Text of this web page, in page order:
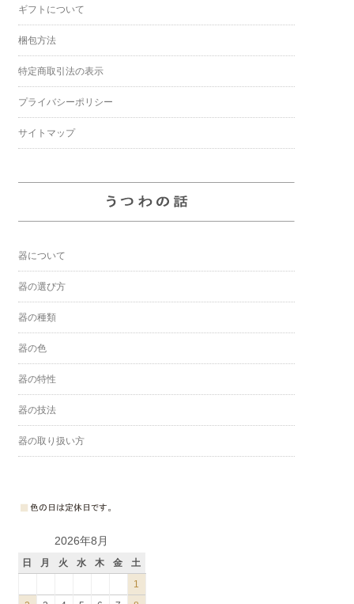
ギフトについて
梱包方法
特定商取引法の表示
プライバシーポリシー
サイトマップ
器について
器の選び方
器の種類
器の色
器の特性
器の技法
器の取り扱い方
2026年8月
日 月 火 水 木 金
土
1